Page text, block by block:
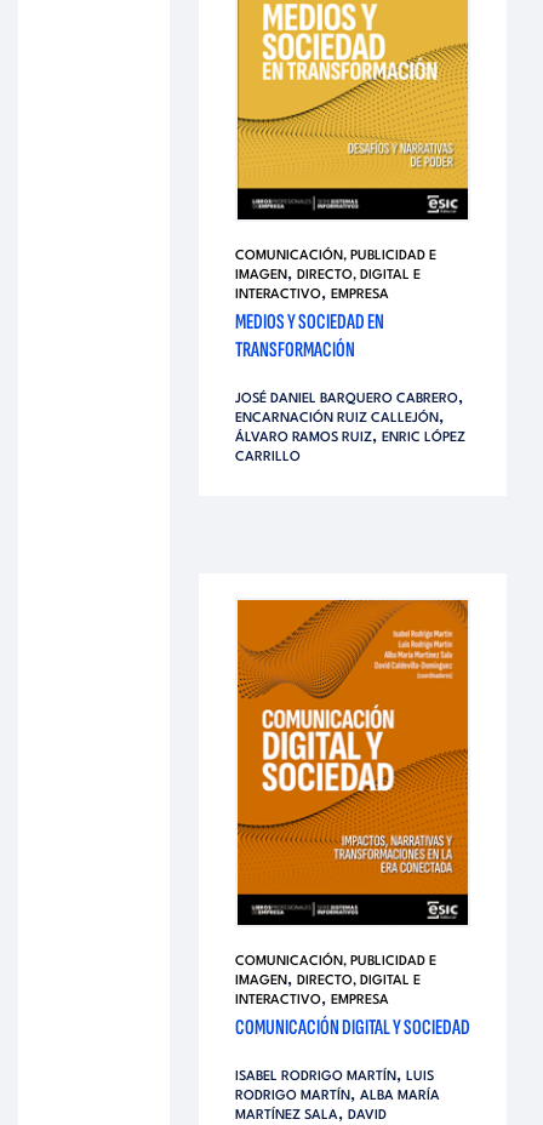
COMUNICACIÓN, PUBLICIDAD E
IMAGEN, DIRECTO, DIGITAL E
INTERACTIVO, EMPRESA
MEDIOS Y SOCIEDAD EN
TRANSFORMACIÓN
JOSÉ DANIEL BARQUERO CABRERO,
ENCARNACIÓN RUIZ CALLEJÓN,
ÁLVARO RAMOS RUIZ, ENRIC LÓPEZ
CARRILLO
COMUNICACIÓN, PUBLICIDAD E
IMAGEN, DIRECTO, DIGITAL E
INTERACTIVO, EMPRESA
COMUNICACIÓN DIGITAL Y SOCIEDAD
ISABEL RODRIGO MARTÍN, LUIS
RODRIGO MARTÍN, ALBA MARÍA
MARTÍNEZ SALA, DAVID